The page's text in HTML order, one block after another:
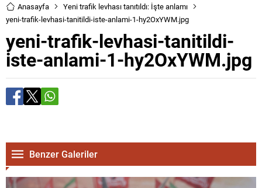
Anasayfa
Yeni trafik levhası tanıtıldı: İşte anlamı
yeni-trafik-levhasi-tanitildi-iste-anlami-1-hy2OxYWM.jpg
yeni-trafik-levhasi-tanitildi-
iste-anlami-1-hy2OxYWM.jpg
Benzer Galeriler